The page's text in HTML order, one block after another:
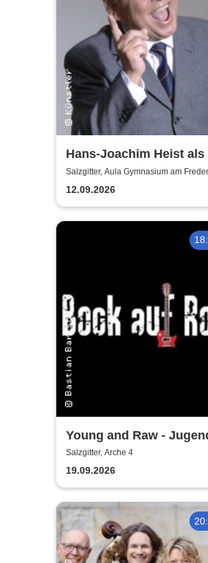
Hans-Joachim Heist als
Erhard - Noch'n Gedicht
Salzgitter, Aula Gymnasium am
12.09.2026
Young and Raw -
Konzert
Salzgitter, Arche 4
19.09.2026